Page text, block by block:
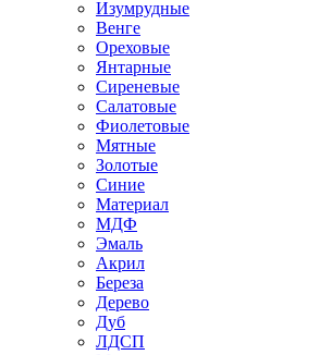
Изумрудные
Венге
Ореховые
Янтарные
Сиреневые
Салатовые
Фиолетовые
Мятные
Золотые
Синие
Материал
МДФ
Эмаль
Акрил
Береза
Дерево
Дуб
ЛДСП